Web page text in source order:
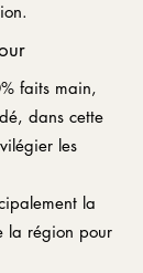
faits main,
dans cette
les
la
la région pour